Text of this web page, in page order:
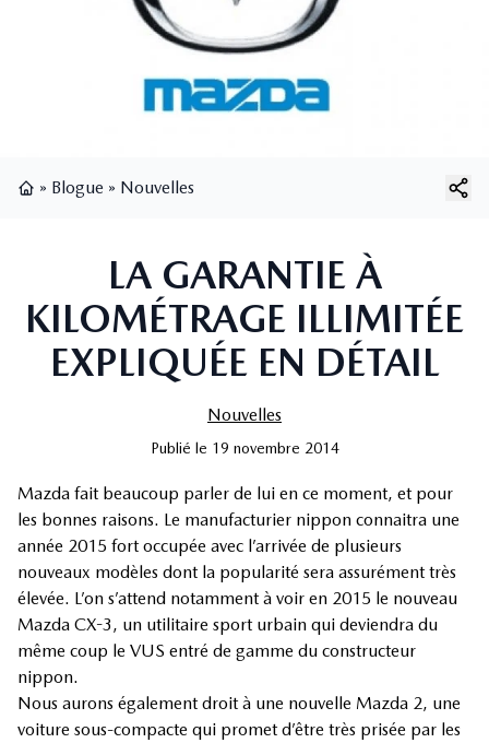
» Blogue » Nouvelles
LA GARANTIE À
KILOMÉTRAGE ILLIMITÉE
EXPLIQUÉE EN DÉTAIL
Nouvelles
Publié le 19 novembre 2014
Mazda fait beaucoup parler de lui en ce moment, et pour
les bonnes raisons. Le manufacturier nippon connaitra une
année 2015 fort occupée avec l’arrivée de plusieurs
nouveaux modèles dont la popularité sera assurément très
élevée. L’on s’attend notamment à voir en 2015 le nouveau
Mazda CX-3, un utilitaire sport urbain qui deviendra du
même coup le VUS entré de gamme du constructeur
nippon.
Nous aurons également droit à une nouvelle Mazda 2, une
voiture sous-compacte qui promet d’être très prisée par les